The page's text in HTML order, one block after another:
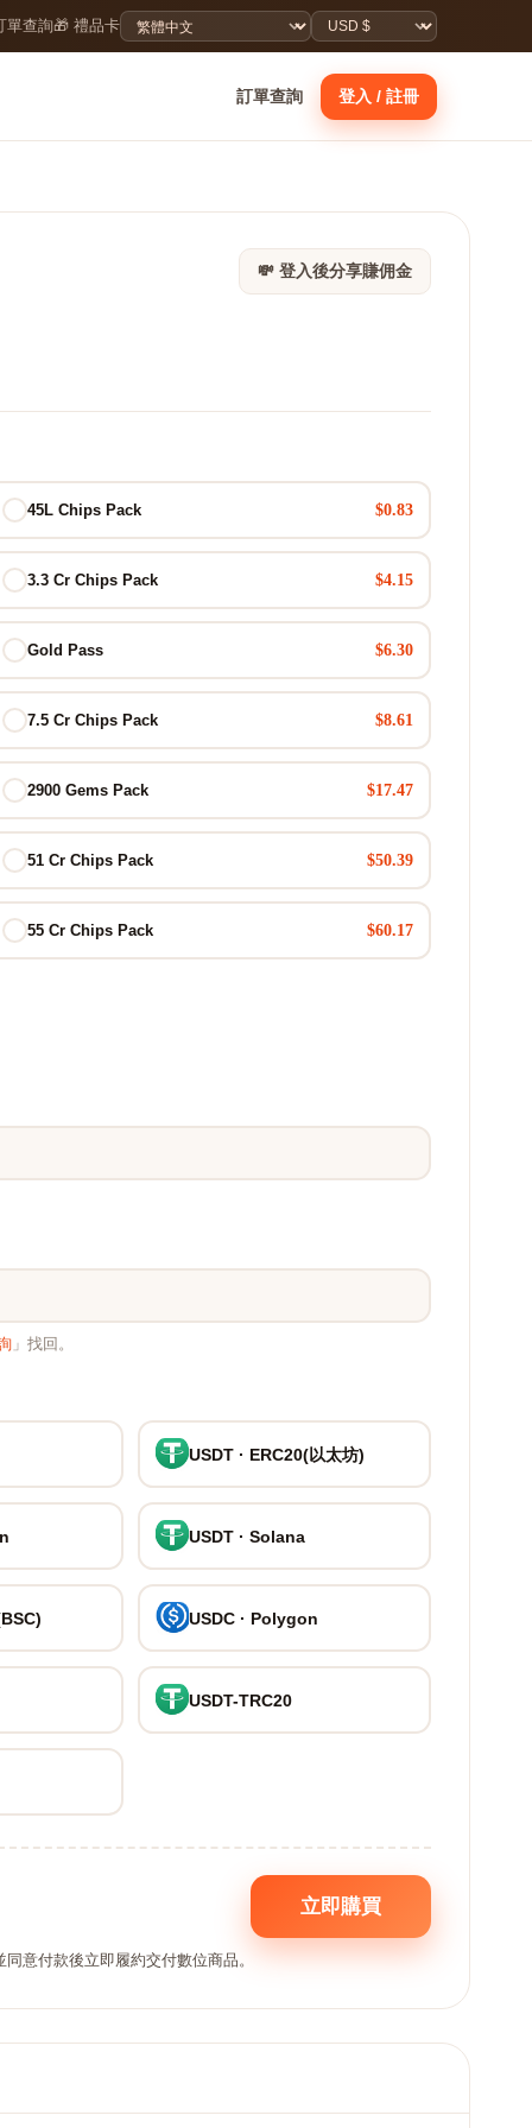
單查詢🎁 禮品卡
訂單查詢 登入 / 註冊
💸 登入後分享賺佣金
45L Chips Pack $0.83
3.3 Cr Chips Pack $4.15
Gold Pass $6.30
7.5 Cr Chips Pack $8.61
2900 Gems Pack $17.47
51 Cr Chips Pack $50.39
55 Cr Chips Pack $60.17
」找回。
USDT · ERC20(以太坊)
USDT · Solana
USDC · Polygon
USDT-TRC20
立即購買
同意付款後立即履約交付數位商品。